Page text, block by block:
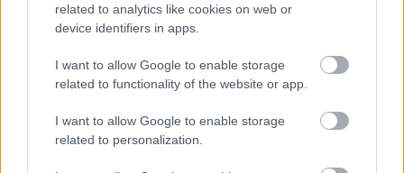
related to analytics like cookies on web or
device identifiers in apps.
I want to allow Google to enable storage
related to functionality of the website or app.
I want to allow Google to enable storage
related to personalization.
Να χαρώ τους ανθρώπους μου, να κοιμάμαι αργά,
να γίνω καλύτερος μουσικός, να γράψω καινούρια
μουσική και να αρχίσω να αναπτύσσω τις ήδη
υπάρχουσες ιδέες για τον 2ο δίσκο μου, να φάω
τουλάχιστον μία ζεστή τυρόπιτα από φούρνο που
μόλις έχει ανοίξει το ξημέρωμα, να δω πολλές
ταινίες στο cinobo και να φροντίσω όταν έρθει ο